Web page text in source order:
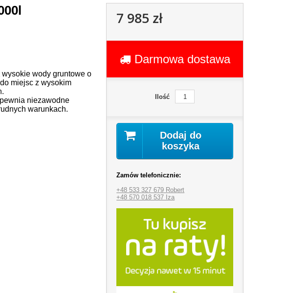
wody gruntowe o
miejsc z wysokim
niezawodne
warunkach.
7 985 zł
Darmowa dostawa
Ilość
Dodaj do
koszyka
Zamów telefonicznie:
+48 533 327 679 Robert
+48 570 018 537 Iza